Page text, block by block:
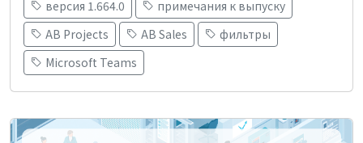
версия 1.664.0
примечания к выпуску
AB Projects
AB Sales
фильтры
Microsoft Teams